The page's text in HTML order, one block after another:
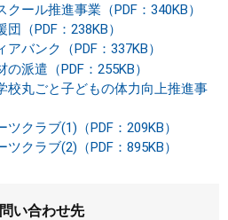
ール推進事業（PDF：340KB）
（PDF：238KB）
バンク（PDF：337KB）
派遣（PDF：255KB）
校丸ごと子どもの体力向上推進事
クラブ(1)（PDF：209KB）
クラブ(2)（PDF：895KB）
い合わせ先